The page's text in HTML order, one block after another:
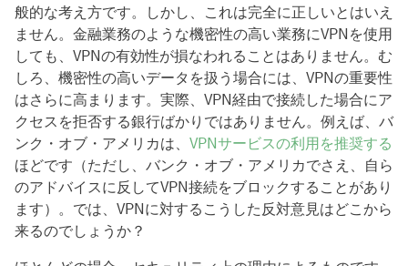
般的な考え方です。しかし、これは完全に正しいとはいえ
ません。金融業務のような機密性の高い業務にVPNを使用
しても、VPNの有効性が損なわれることはありません。む
しろ、機密性の高いデータを扱う場合には、VPNの重要性
はさらに高まります。実際、VPN経由で接続した場合にア
クセスを拒否する銀行ばかりではありません。例えば、バ
ンク・オブ・アメリカは、 VPNサービスの利用を推奨する
ほどです（ただし、バンク・オブ・アメリカでさえ、自ら
のアドバイスに反してVPN接続をブロックすることがあり
ます）。では、VPNに対するこうした反対意見はどこから
来るのでしょうか？